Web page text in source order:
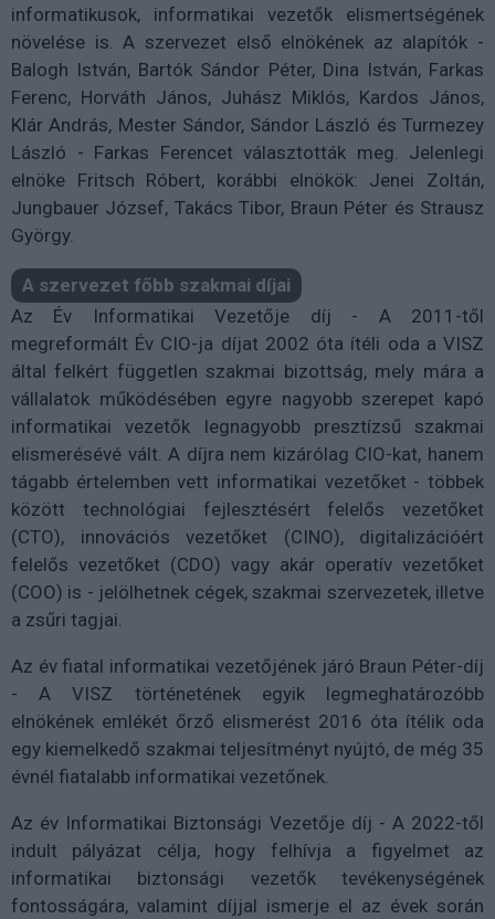
informatikusok, informatikai vezetők elismertségének
növelése is. A szervezet első elnökének az alapítók -
Balogh István, Bartók Sándor Péter, Dina István, Farkas
Ferenc, Horváth János, Juhász Miklós, Kardos János,
Klár András, Mester Sándor, Sándor László és Turmezey
László - Farkas Ferencet választották meg. Jelenlegi
elnöke Fritsch Róbert, korábbi elnökök: Jenei Zoltán,
Jungbauer József, Takács Tibor, Braun Péter és Strausz
György.
A szervezet főbb szakmai díjai
Az Év Informatikai Vezetője díj - A 2011-től
megreformált Év CIO-ja díjat 2002 óta ítéli oda a VISZ
által felkért független szakmai bizottság, mely mára a
vállalatok működésében egyre nagyobb szerepet kapó
informatikai vezetők legnagyobb presztízsű szakmai
elismerésévé vált. A díjra nem kizárólag CIO-kat, hanem
tágabb értelemben vett informatikai vezetőket - többek
között technológiai fejlesztésért felelős vezetőket
(CTO), innovációs vezetőket (CINO), digitalizációért
felelős vezetőket (CDO) vagy akár operatív vezetőket
(COO) is - jelölhetnek cégek, szakmai szervezetek, illetve
a zsűri tagjai.
Az év fiatal informatikai vezetőjének járó Braun Péter-díj
- A VISZ történetének egyik legmeghatározóbb
elnökének emlékét őrző elismerést 2016 óta ítélik oda
egy kiemelkedő szakmai teljesítményt nyújtó, de még 35
évnél fiatalabb informatikai vezetőnek.
Az év Informatikai Biztonsági Vezetője díj - A 2022-től
indult pályázat célja, hogy felhívja a figyelmet az
informatikai biztonsági vezetők tevékenységének
fontosságára, valamint díjjal ismerje el az évek során